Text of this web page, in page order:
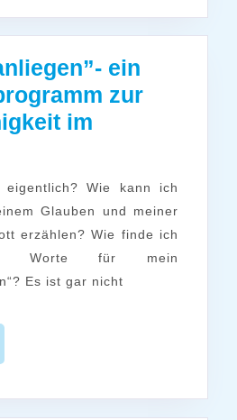
ein
zur
im
Glauben und meiner
erzählen? Wie finde ich
Worte für mein
Es ist gar nicht